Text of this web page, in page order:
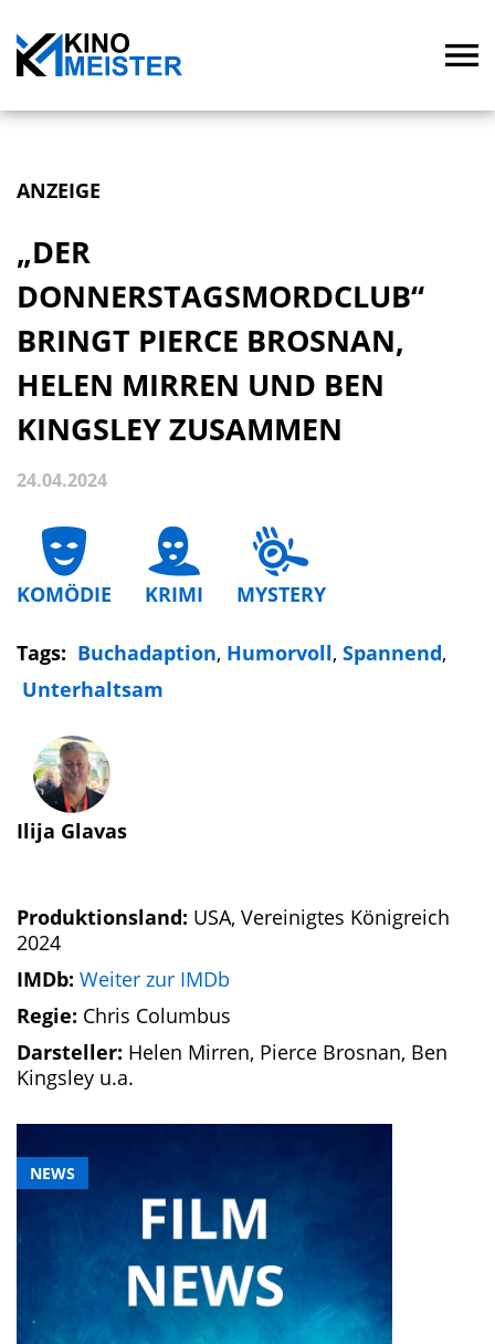
ANZEIGE
NEWS
„DER
DONNERSTAGSMORDCLUB“
BRINGT PIERCE BROSNAN,
HELEN MIRREN UND BEN
KINGSLEY ZUSAMMEN
24.04.2024
KOMÖDIE KRIMI MYSTERY
Tags: Buchadaption, Humorvoll, Spannend,
Unterhaltsam
Ilija Glavas
Produktionsland: USA, Vereinigtes Königreich
2024
IMDb: Weiter zur IMDb
Regie: Chris Columbus
Darsteller: Helen Mirren, Pierce Brosnan, Ben
Kingsley u.a.